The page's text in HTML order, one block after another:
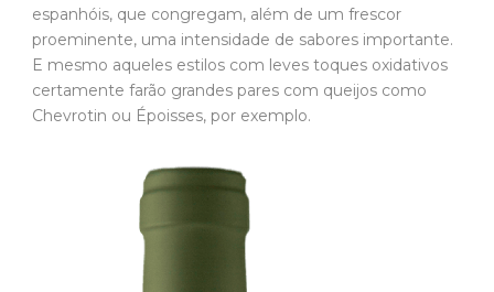
espanhóis, que congregam, além de um frescor
proeminente, uma intensidade de sabores importante.
E mesmo aqueles estilos com leves toques oxidativos
certamente farão grandes pares com queijos como
Chevrotin ou Époisses, por exemplo.